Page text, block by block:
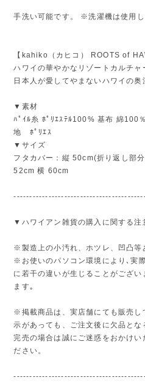
手洗い可能です。 ※洗濯機は使用し
【kahiko（カヒコ） ROOTS of
ハワイの華やかなリゾートカルチャ
日本人が愛してやまないハワイの奥
▼素材
ﾊﾟｲﾙ糸 ﾎﾟﾘｴｽﾃﾙ100% 基布 綿
地 ﾎﾟﾘｴｽ
▼サイズ
フタカバー：縦 50cm(折り返し部
52cm 横 60cm
▼ハワイアン雑貨の購入に関する注
※製造上の小汚れ、ホツレ、凹凸等
※お使いのパソコン環境により､実
に若干の違いが生じることがござ
ます｡
※掲載商品は、実店舗にても販売し
示があっても、ご注文後に欠品とな
完売の場合は誠にご迷惑をおかけい
ださい。